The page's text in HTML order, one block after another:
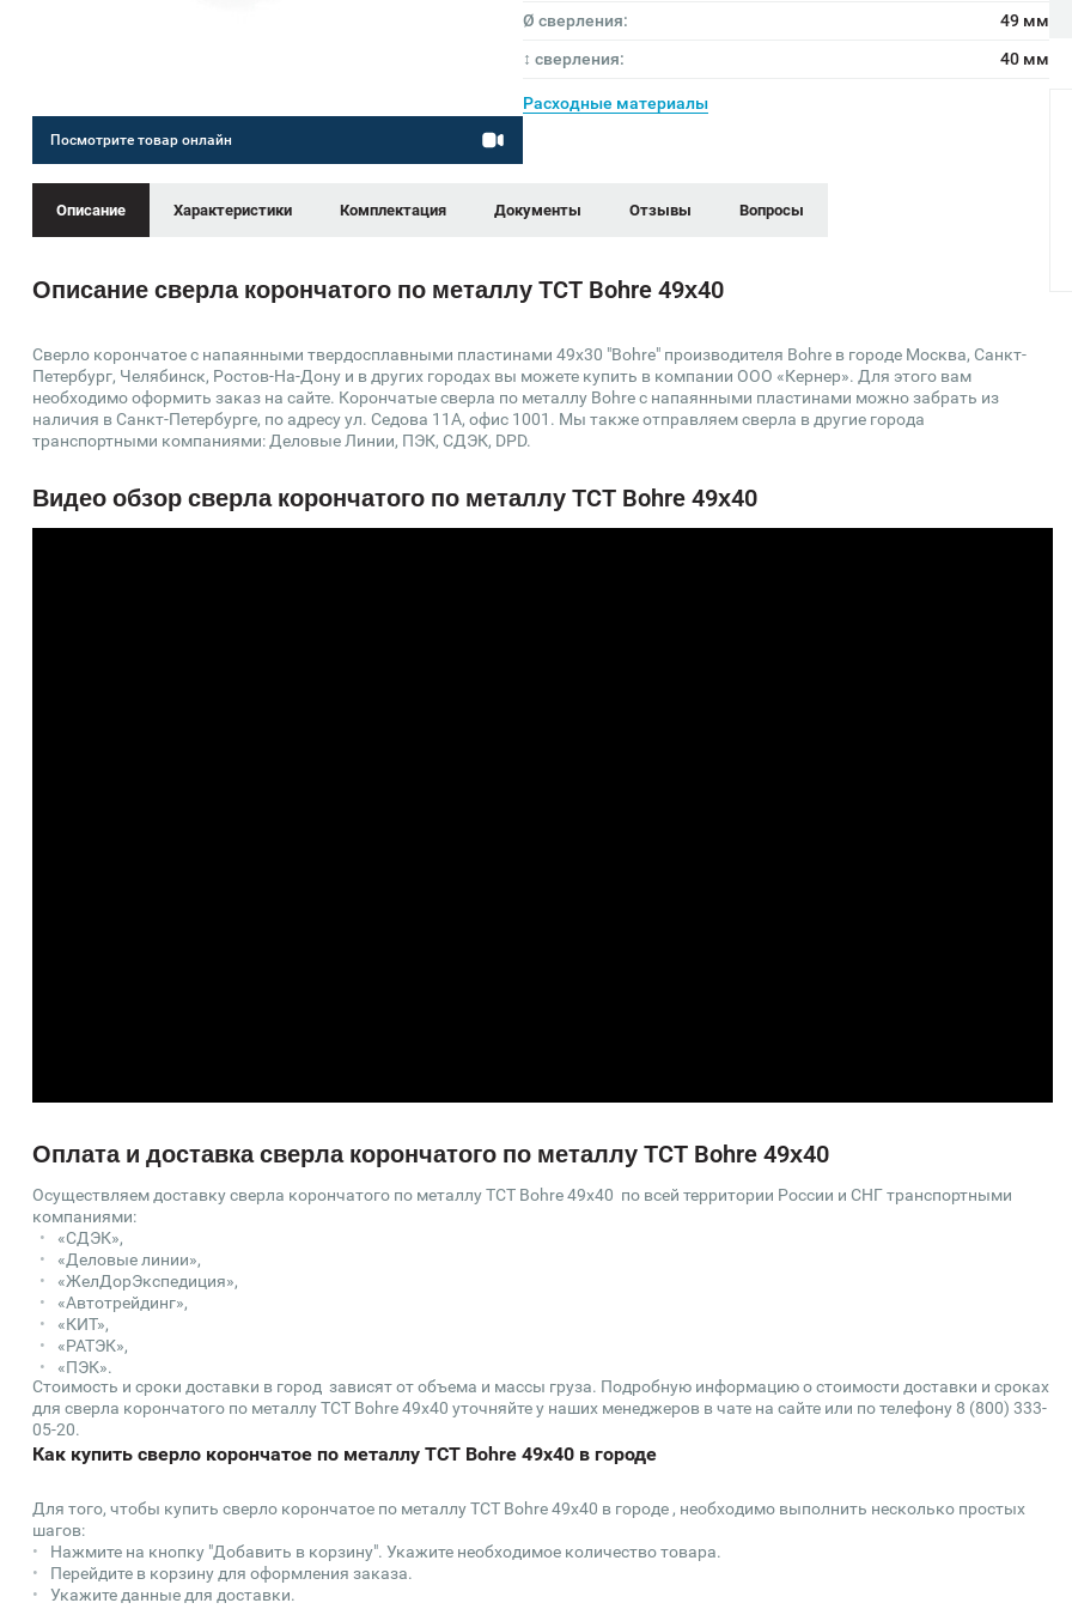
Посмотрите товар онлайн
Ø сверления:
49 мм
↕ сверления:
40 мм
Расходные материалы
Описание Характеристики Комплектация Документы Отзывы Вопросы
Описание сверла корончатого по металлу TCT Bohre 49х40
Сверло корончатое с напаянными твердосплавными пластинами 49х30 "Bohre" производителя Bohre в городе Москва, Санкт-
Петербург, Челябинск, Ростов-На-Дону и в других городах вы можете купить в компании ООО «Кернер». Для этого вам
необходимо оформить заказ на сайте. Корончатые сверла по металлу Bohre с напаянными пластинами можно забрать из
наличия в Санкт-Петербурге, по адресу ул. Седова 11А, офис 1001. Мы также отправляем сверла в другие города
транспортными компаниями: Деловые Линии, ПЭК, СДЭК, DPD.
Видео обзор сверла корончатого по металлу TCT Bohre 49х40
Оплата и доставка сверла корончатого по металлу TCT Bohre 49х40
Осуществляем доставку сверла корончатого по металлу TCT Bohre 49х40 по всей территории России и СНГ транспортными
компаниями:
«СДЭК»,
«Деловые линии»,
«ЖелДорЭкспедиция»,
«Автотрейдинг»,
«КИТ»,
«РАТЭК»,
«ПЭК».
Стоимость и сроки доставки в город зависят от объема и массы груза. Подробную информацию о стоимости доставки и сроках
для сверла корончатого по металлу TCT Bohre 49х40 уточняйте у наших менеджеров в чате на сайте или по телефону 8 (800) 333-
05-20.
Как купить сверло корончатое по металлу TCT Bohre 49х40 в городе
Для того, чтобы купить сверло корончатое по металлу TCT Bohre 49х40 в городе , необходимо выполнить несколько простых
шагов:
Нажмите на кнопку "Добавить в корзину". Укажите необходимое количество товара.
Перейдите в корзину для оформления заказа.
Укажите данные для доставки.